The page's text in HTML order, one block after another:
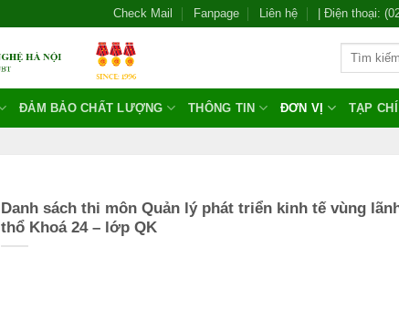
Check Mail Fanpage Liên hệ | Điện thoại:
ĐẢM BẢO CHẤT LƯỢNG THÔNG TIN ĐƠN VỊ TẠP
Danh sách thi môn Quản lý phát triển kinh tế vùng
thổ Khoá 24 – lớp QK